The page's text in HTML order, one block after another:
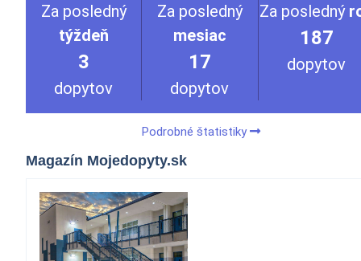
Za posledný
týždeň
3
dopytov
Za posledný
mesiac
17
dopytov
Za posledný
187
dopytov
Podrobné štatistiky
Magazín Mojedopyty.sk